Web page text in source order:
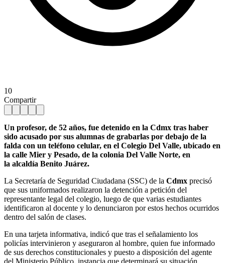
10
Compartir
Un profesor, de 52 años, fue detenido en la Cdmx tras haber
sido acusado por sus alumnas de grabarlas por debajo de la
falda con un teléfono celular, en el Colegio Del Valle, ubicado en
la calle Mier y Pesado, de la colonia Del Valle Norte, en
la alcaldía Benito Juárez.
La Secretaría de Seguridad Ciudadana (SSC) de la Cdmx precisó
que sus uniformados realizaron la detención a petición del
representante legal del colegio, luego de que varias estudiantes
identificaron al docente y lo denunciaron por estos hechos ocurridos
dentro del salón de clases.
En una tarjeta informativa, indicó que tras el señalamiento los
policías intervinieron y aseguraron al hombre, quien fue informado
de sus derechos constitucionales y puesto a disposición del agente
del Ministerio Público, instancia que determinará su situación